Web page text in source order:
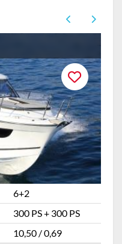
6+2
300 PS + 300 PS
10,50 / 0,69